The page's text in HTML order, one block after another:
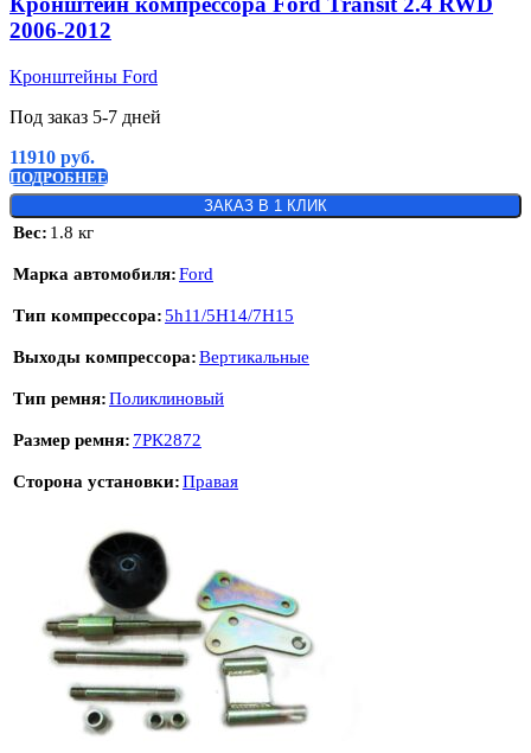
2006-2012
Кронштейны Ford
Под заказ 5-7 дней
11910 руб.
ПОДРОБНЕЕ
ЗАКАЗ В 1 КЛИК
Вес 1.8 кг
Марка автомобиля Ford
Тип компрессора 5h11/5H14/7H15
Выходы компрессора Вертикальные
Тип ремня Поликлиновый
Размер ремня 7РК2872
Сторона установки Правая